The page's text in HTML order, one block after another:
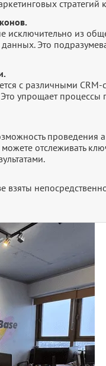
стратегий
исключительно из
Это
с различными
упрощает
проведения
отслеживать
взяты